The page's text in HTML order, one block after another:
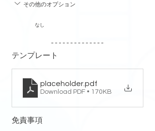
その他のオプション
なし
テンプレート
placeholder.pdf
Download PDF • 170KB
免責事項